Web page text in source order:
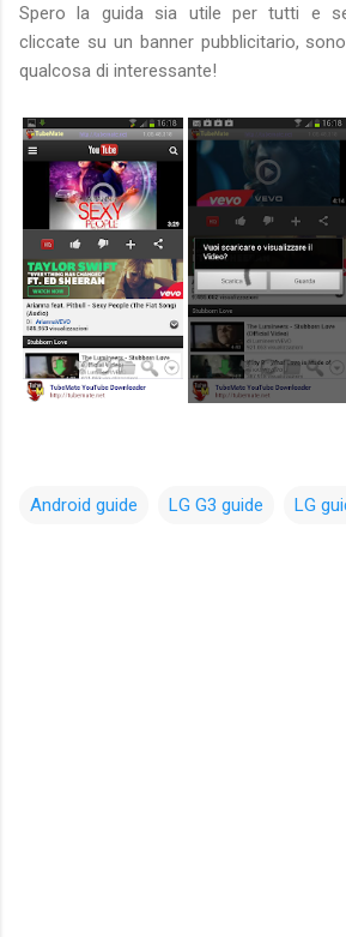
Spero la guida sia utile per tutti e
cliccate su un banner pubblicitario,
qualcosa di interessante!
Android guide LG G3 guide LG